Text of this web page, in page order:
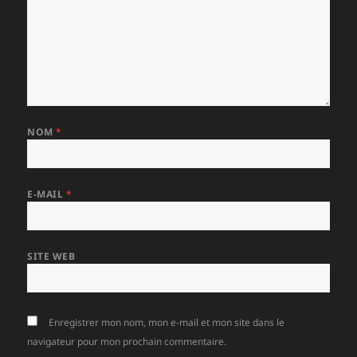
NOM*
E-MAIL *
SITE WEB
Enregistrer mon nom, mon e-mail et mon site dans le
navigateur pour mon prochain commentaire.